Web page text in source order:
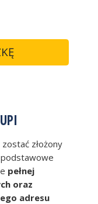
złożony
podstawowe
pełnej
oraz
adresu